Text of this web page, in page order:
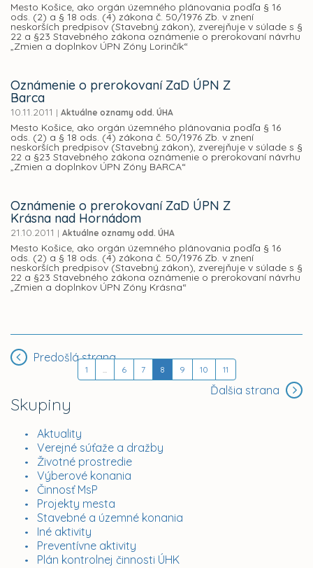
Skupiny
Aktuality
Verejné súťaže a dražby
Životné prostredie
Výberové konania
Činnosť MsP
Projekty mesta
Stavebné a územné konania
Iné aktivity
Preventívne aktivity
Plán kontrolnej činnosti ÚHK
Mesto Košice, ako orgán územného plánovania podľa § 16
ods. (2) a § 18 ods. (4) zákona č. 50/1976 Zb. v znení
neskorších predpisov (Stavebný zákon), zverejňuje v súlade s §
22 a §23 Stavebného zákona oznámenie o prerokovaní návrhu
„Zmien a doplnkov ÚPN Zóny Lorinčík“
Oznámenie o prerokovaní ZaD ÚPN Z
Barca
10.11.2011 | Aktuálne oznamy odd. ÚHA
Mesto Košice, ako orgán územného plánovania podľa § 16
ods. (2) a § 18 ods. (4) zákona č. 50/1976 Zb. v znení
neskorších predpisov (Stavebný zákon), zverejňuje v súlade s §
22 a §23 Stavebného zákona oznámenie o prerokovaní návrhu
„Zmien a doplnkov ÚPN Zóny BARCA“
Oznámenie o prerokovaní ZaD ÚPN Z
Krásna nad Hornádom
21.10.2011 | Aktuálne oznamy odd. ÚHA
Mesto Košice, ako orgán územného plánovania podľa § 16
ods. (2) a § 18 ods. (4) zákona č. 50/1976 Zb. v znení
neskorších predpisov (Stavebný zákon), zverejňuje v súlade s §
22 a §23 Stavebného zákona oznámenie o prerokovaní návrhu
„Zmien a doplnkov ÚPN Zóny Krásna“
Predošlá strana
1 ... 6 7 8 9 10 11
Ďalšia strana